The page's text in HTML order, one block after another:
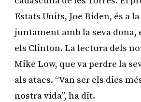
Estats Units, Joe Biden, és a
juntament amb la seva dona,
els Clinton. La lectura dels
Mike Low, que va perdre la
als atacs. “Van ser els dies
nostra vida”, ha dit.